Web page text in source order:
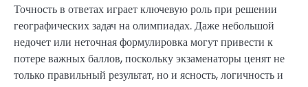
Точность в ответах играет ключевую роль при решении
географических задач на олимпиадах. Даже небольшой
недочет или неточная формулировка могут привести к
потере важных баллов, поскольку экзаменаторы ценят не
только правильный результат, но и ясность, логичность и